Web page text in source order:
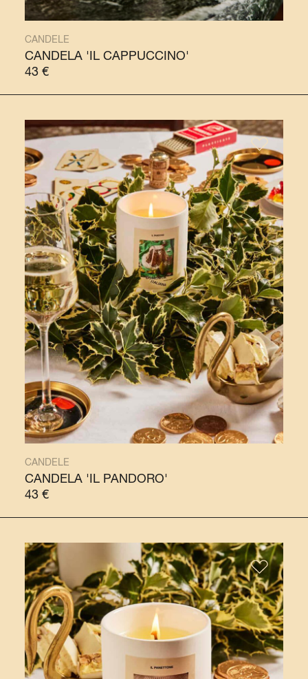
CANDELE
CANDELA 'IL CAPPUCCINO'
43 €
CANDELE
CANDELA 'IL PANDORO'
43 €